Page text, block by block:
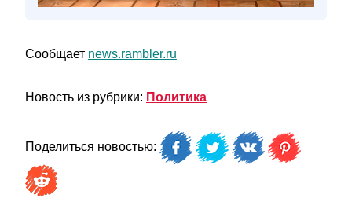
Сообщает news.rambler.ru
Новость из рубрики: Политика
Поделиться новостью: